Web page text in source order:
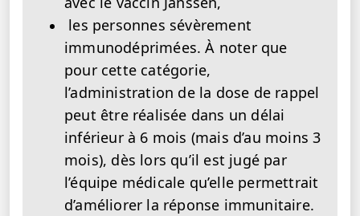
les personnes sévèrement
immunodéprimées. À noter que
pour cette catégorie,
l’administration de la dose de rappel
peut être réalisée dans un délai
inférieur à 6 mois (mais d’au moins 3
mois), dès lors qu’il est jugé par
l’équipe médicale qu’elle permettrait
d’améliorer la réponse immunitaire.